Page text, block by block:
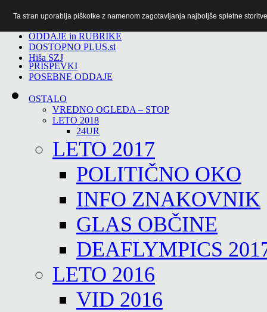
ODDAJE in RUBRIKE
DOSTOPNO PLUS.si
Hiša SZJ
PRISPEVKI
POSEBNE ODDAJE
OSTALO
VREDNO OGLEDA – STOP
LETO 2018
24UR
LETO 2017
POLITIČNO OKO
INFO ZNAKOVNIK
GLAS OBČINE
DEAFLYMPICS
LETO 2016
VID 2016
Ta stran uporablja piškotke z namenom zagotavljanja najboljše spletne